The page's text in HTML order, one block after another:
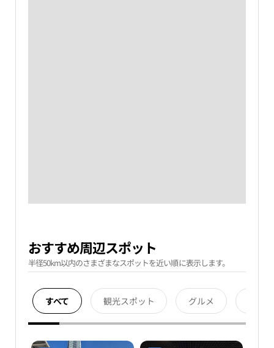
おすすめ周辺スポット
半径50km以内のさまざまなスポットを近い順に表示します。
すべて 観光スポット グルメ